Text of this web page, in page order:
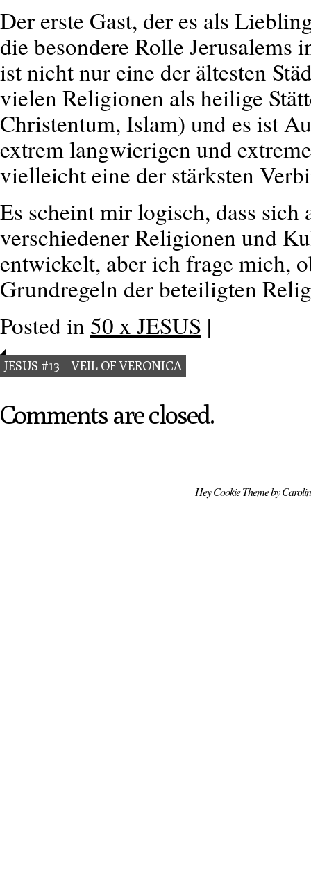
Der erste Gast, der es als
die besondere Rolle Jerusalems
ist nicht nur eine der ältesten
vielen Religionen als heilige
Christentum, Islam) und es ist
extrem langwierigen und
vielleicht eine der stärksten
Es scheint mir logisch, dass
verschiedener Religionen und
entwickelt, aber ich frage mich,
Grundregeln der beteiligten
Posted in 50 x JESUS |
JESUS #13 – VEIL OF VERONICA
Comments are closed.
Hey Cookie Theme by